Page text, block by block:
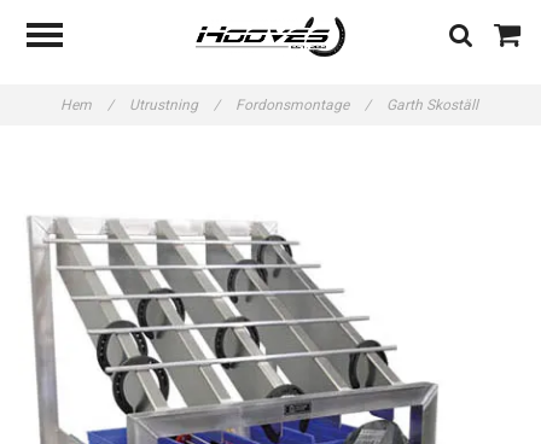
Hem / Utrustning / Fordonsmontage / Garth Skoställ